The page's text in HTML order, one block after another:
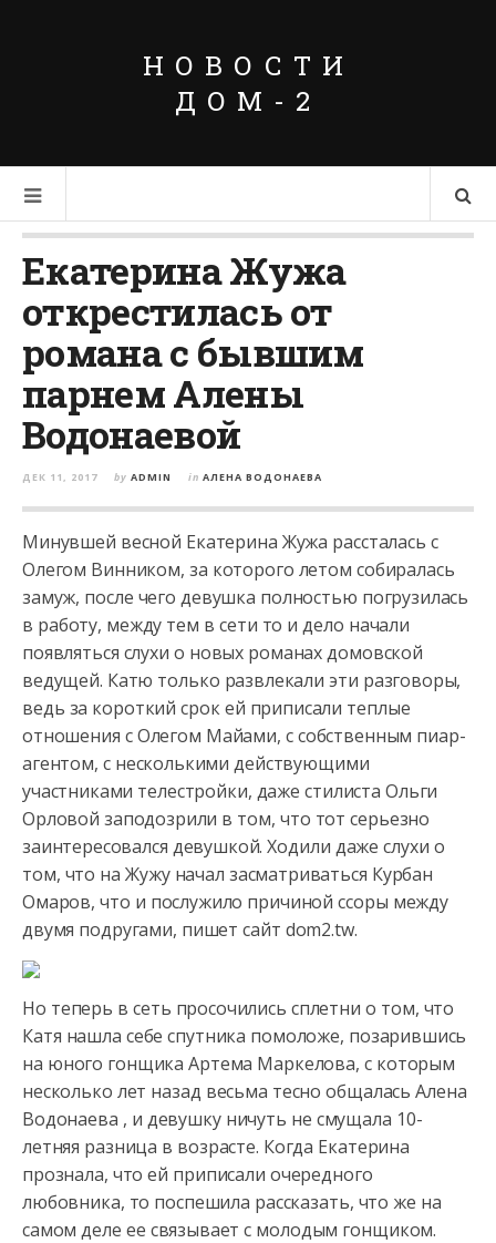
НОВОСТИ
ДОМ-2
Екатерина Жужа
открестилась от
романа с бывшим
парнем Алены
Водонаевой
ДЕК 11, 2017 by ADMIN in АЛЕНА ВОДОНАЕВА
Минувшей весной Екатерина Жужа рассталась с
Олегом Винником, за которого летом собиралась
замуж, после чего девушка полностью погрузилась
в работу, между тем в сети то и дело начали
появляться слухи о новых романах домовской
ведущей. Катю только развлекали эти разговоры,
ведь за короткий срок ей приписали теплые
отношения с Олегом Майами, с собственным пиар-
агентом, с несколькими действующими
участниками телестройки, даже стилиста Ольги
Орловой заподозрили в том, что тот серьезно
заинтересовался девушкой. Ходили даже слухи о
том, что на Жужу начал засматриваться Курбан
Омаров, что и послужило причиной ссоры между
двумя подругами, пишет сайт dom2.tw.
Но теперь в сеть просочились сплетни о том, что
Катя нашла себе спутника помоложе, позарившись
на юного гонщика Артема Маркелова, с которым
несколько лет назад весьма тесно общалась Алена
Водонаева , и девушку ничуть не смущала 10-
летняя разница в возрасте. Когда Екатерина
прознала, что ей приписали очередного
любовника, то поспешила рассказать, что же на
самом деле ее связывает с молодым гонщиком.